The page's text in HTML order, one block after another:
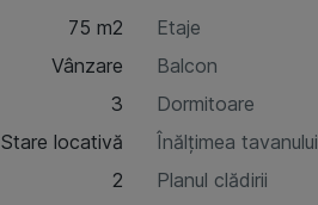
75 m2
Vânzare
3
Stare locativă
2
Etaje
Balcon
Dormitoare
Înălțimea tavanului
Planul clădirii